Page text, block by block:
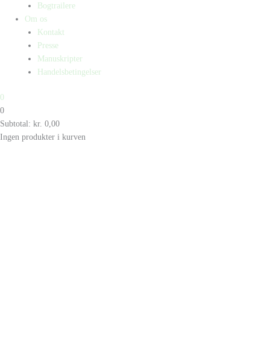
Bogtrailere
Om os
Kontakt
Presse
Manuskripter
Handelsbetingelser
0
0
Subtotal: kr. 0,00
Ingen produkter i kurven